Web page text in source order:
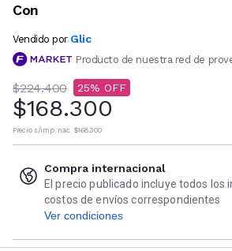
Con
Vendido por Glic
Producto de nuestra red de
$224.400 25
$168.300
Precio s/imp. nac. $168.300
Compra internacional
El precio publicado incluye todos los
costos de envíos correspondientes
Ver condiciones